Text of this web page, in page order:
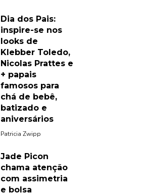
Dia dos Pais:
inspire-se nos
looks de
Klebber Toledo,
Nicolas Prattes e
+ papais
famosos para
chá de bebê,
batizado e
aniversários
Patricia Zwipp
Jade Picon
chama atenção
com assimetria
e bolsa